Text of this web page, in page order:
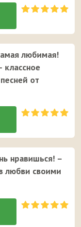
любимая!
классное
от
нравишься! –
любви своими